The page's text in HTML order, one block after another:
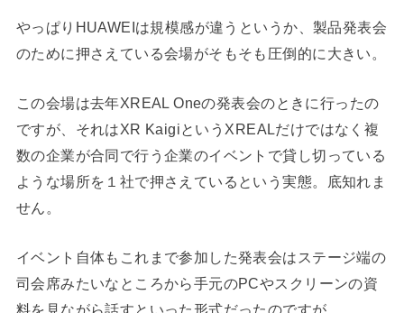
やっぱりHUAWEIは規模感が違うというか、製品発表会
のために押さえている会場がそもそも圧倒的に大きい。
この会場は去年XREAL Oneの発表会のときに行ったの
ですが、それはXR KaigiというXREALだけではなく複
数の企業が合同で行う企業のイベントで貸し切っている
ような場所を１社で押さえているという実態。底知れま
せん。
イベント自体もこれまで参加した発表会はステージ端の
司会席みたいなところから手元のPCやスクリーンの資